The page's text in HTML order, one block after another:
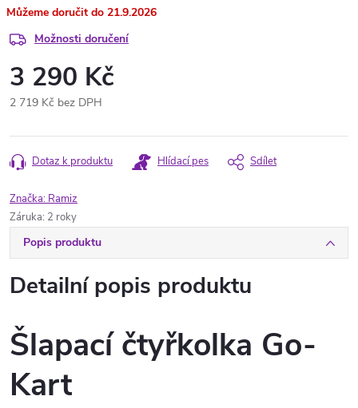
21.9.2026
Možnosti doručení
3 290 Kč
2 719 Kč bez DPH
cena:
Dotaz k produktu Hlídací pes Sdílet
Značka: Ramiz
Záruka: 2 roky
Popis produktu
Detailní popis produktu
Šlapací čtyřkolka Go-
Kart